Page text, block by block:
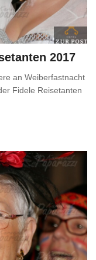
2017
an Weiberfastnacht
Fidele Reisetanten